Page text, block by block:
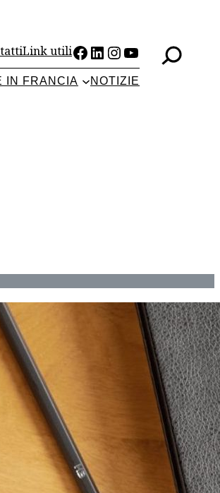
Link utiliFacebook
LinkedIn
Instagram
YouTube
IN FRANCIA NOTIZIE